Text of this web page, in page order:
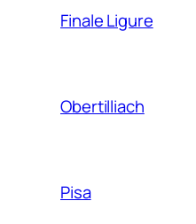
Finale Ligure
Obertilliach
Pisa